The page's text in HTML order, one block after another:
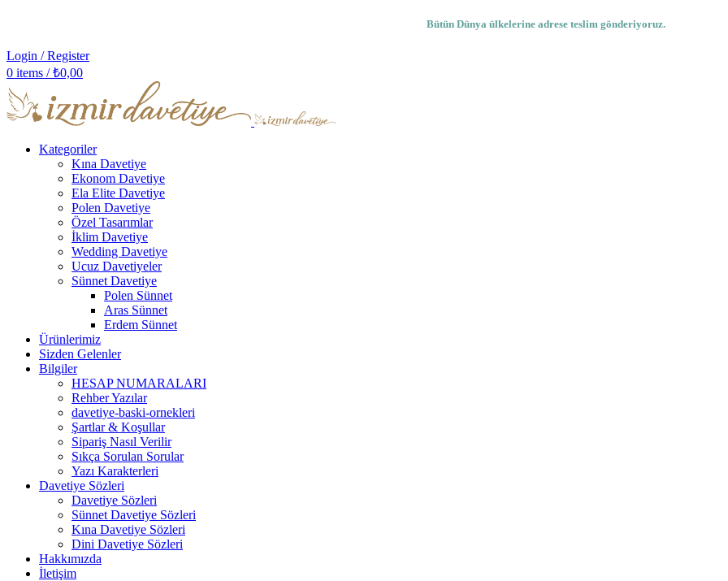
Bütün Dünya ülkelerine adrese teslim gönderiyoruz.
Login / Register
0 items / ₺0,00
Kategoriler
Kına Davetiye
Ekonom Davetiye
Ela Elite Davetiye
Polen Davetiye
Özel Tasarımlar
İklim Davetiye
Wedding Davetiye
Ucuz Davetiyeler
Sünnet Davetiye
Polen Sünnet
Aras Sünnet
Erdem Sünnet
Ürünlerimiz
Sizden Gelenler
Bilgiler
HESAP NUMARALARI
Rehber Yazılar
davetiye-baski-ornekleri
Şartlar & Koşullar
Sipariş Nasıl Verilir
Sıkça Sorulan Sorular
Yazı Karakterleri
Davetiye Sözleri
Davetiye Sözleri
Sünnet Davetiye Sözleri
Kına Davetiye Sözleri
Dini Davetiye Sözleri
Hakkımızda
İletişim